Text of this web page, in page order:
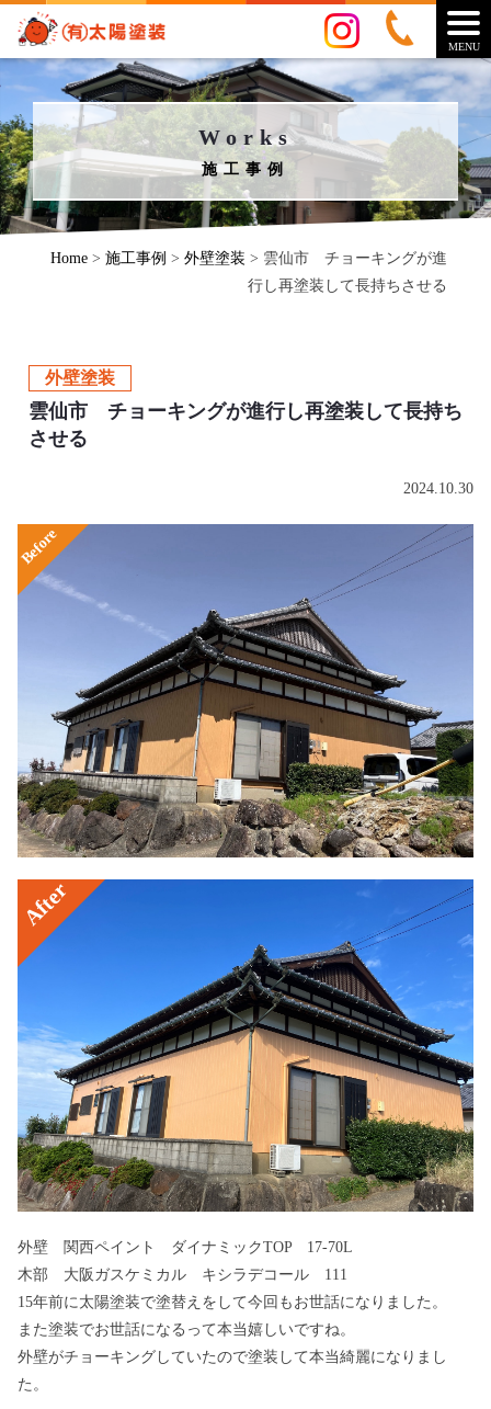
MENU
Works
施工事例
Home > 施工事例 > 外壁塗装 > 雲仙市 チョーキングが進
行し再塗装して長持ちさせる
外壁塗装
雲仙市 チョーキングが進行し再塗装して長持ち
させる
2024.10.30
Before
After
外壁 関西ペイント ダイナミックTOP 17-70L
木部 大阪ガスケミカル キシラデコール 111
15年前に太陽塗装で塗替えをして今回もお世話になりました。
また塗装でお世話になるって本当嬉しいですね。
外壁がチョーキングしていたので塗装して本当綺麗になりまし
た。